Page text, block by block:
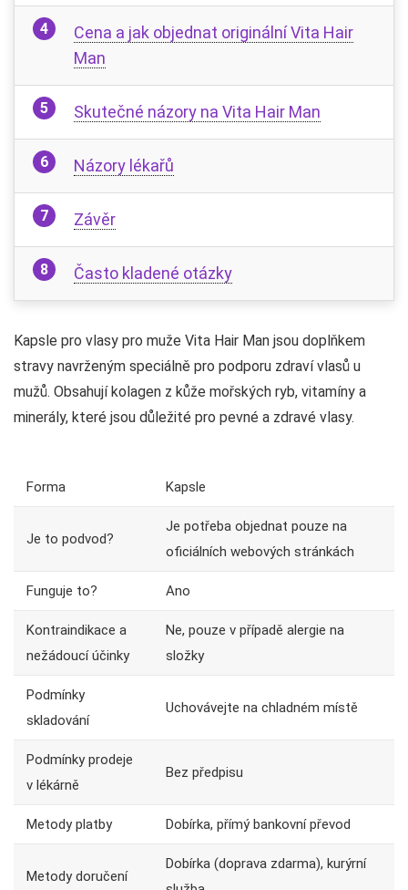
Cena a jak objednat originální Vita Hair
Man
Skutečné názory na Vita Hair Man
Názory lékařů
Závěr
Často kladené otázky
Kapsle pro vlasy pro muže Vita Hair Man jsou doplňkem
stravy navrženým speciálně pro podporu zdraví vlasů u
mužů. Obsahují kolagen z kůže mořských ryb, vitamíny a
minerály, které jsou důležité pro pevné a zdravé vlasy.
Forma Kapsle
Je to podvod?
Je potřeba objednat pouze na
oficiálních webových stránkách
Funguje to? Ano
Kontraindikace a
nežádoucí účinky
Ne, pouze v případě alergie na
složky
Podmínky
skladování
Uchovávejte na chladném místě
Podmínky prodeje
v lékárně
Bez předpisu
Metody platby Dobírka, přímý bankovní převod
Metody doručení
Dobírka (doprava zdarma), kurýrní